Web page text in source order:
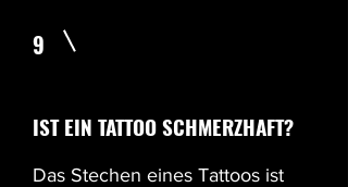
9
IST EIN TATTOO SCHMERZHAFT?
Das Stechen eines Tattoos ist